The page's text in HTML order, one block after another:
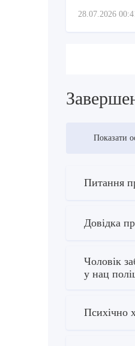
28.07.2026 00:41
Показати
Питання
Довідка
Чоловік
у нац
Психічно